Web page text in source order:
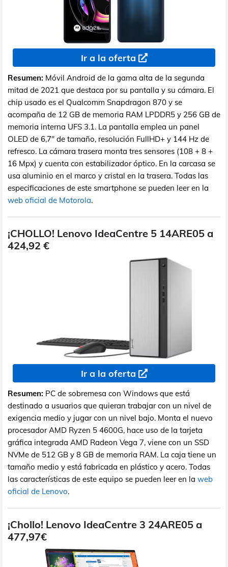
Ir a la oferta
Resumen: Móvil Android de la gama alta de la segunda
mitad de 2021 que destaca por su pantalla y su cámara. El
chip usado es el Qualcomm Snapdragon 870 y se
acompaña de 12 GB de memoria RAM LPDDR5 y 256 GB de
memoria interna UFS 3.1. La pantalla emplea un panel
OLED de 6,7" de tamaño, resolución FullHD+ y 144 Hz de
refresco. La cámara trasera monta tres sensores (108 + 8 +
16 Mpx) y cuenta con estabilizador óptico. En la carcasa se
usa aluminio en el marco y cristal en la trasera. Todas las
especificaciones de este smartphone se pueden leer en la
web oficial de Motorola.
¡CHOLLO! Lenovo IdeaCentre 5 14ARE05 a
424,92 €
Ir a la oferta
Resumen: PC de sobremesa con Windows que está
destinado a usuarios que quieran trabajar con un nivel de
exigencia medio y jugar con un nivel bajo. Monta el nuevo
procesador AMD Ryzen 5 4600G, hace uso de la tarjeta
gráfica integrada AMD Radeon Vega 7, viene con un SSD
NVMe de 512 GB y 8 GB de memoria RAM. La caja tiene un
tamaño medio y está fabricada en plástico y acero. Todas
las características de este equipo se pueden leer en la web
oficial de Lenovo.
¡Chollo! Lenovo IdeaCentre 3 24ARE05 a
477,97€